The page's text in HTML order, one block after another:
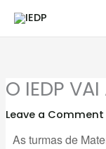
O IEDP
Leave a Comment
As turmas de